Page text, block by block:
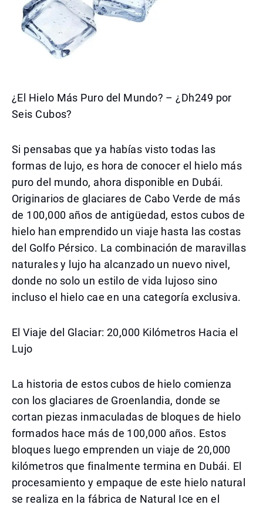
¿El Hielo Más Puro del Mundo? – ¿Dh249 por
Seis Cubos?
Si pensabas que ya habías visto todas las
formas de lujo, es hora de conocer el hielo más
puro del mundo, ahora disponible en Dubái.
Originarios de glaciares de Cabo Verde de más
de 100,000 años de antigüedad, estos cubos de
hielo han emprendido un viaje hasta las costas
del Golfo Pérsico. La combinación de maravillas
naturales y lujo ha alcanzado un nuevo nivel,
donde no solo un estilo de vida lujoso sino
incluso el hielo cae en una categoría exclusiva.
El Viaje del Glaciar: 20,000 Kilómetros Hacia el
Lujo
La historia de estos cubos de hielo comienza
con los glaciares de Groenlandia, donde se
cortan piezas inmaculadas de bloques de hielo
formados hace más de 100,000 años. Estos
bloques luego emprenden un viaje de 20,000
kilómetros que finalmente termina en Dubái. El
procesamiento y empaque de este hielo natural
se realiza en la fábrica de Natural Ice en el